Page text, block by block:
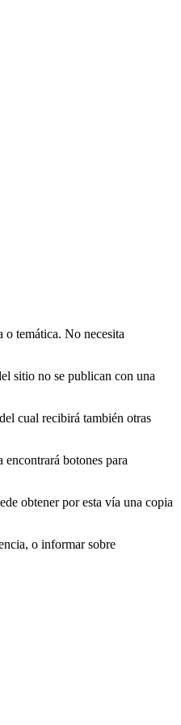
temática. No necesita
sitio no se publican con una
cual recibirá también otras
botones para
obtener por esta vía una copia
o informar sobre